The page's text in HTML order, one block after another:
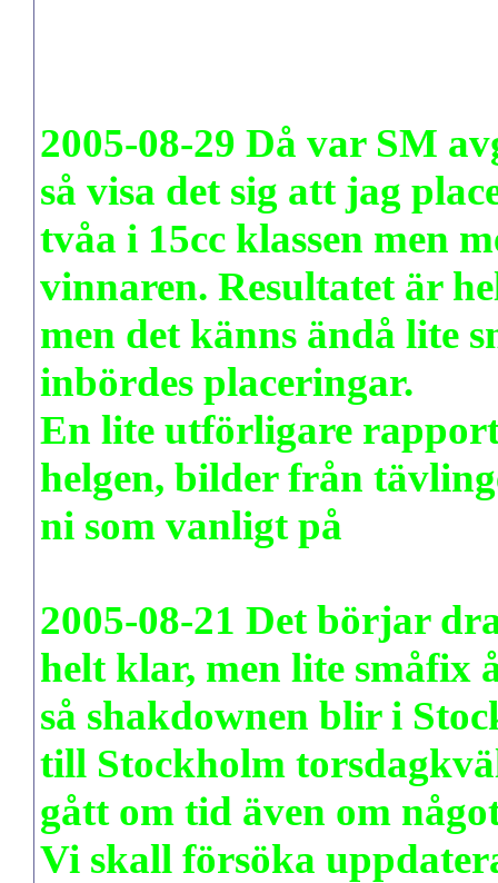
2005-08-29 Då var SM
så visa det sig att jag
tvåa i 15cc klassen men
vinnaren. Resultatet är
men det känns ändå lite
inbördes placeringar.
En lite utförligare
helgen, bilder från
ni som vanligt på
2005-08-21 Det börjar
helt klar, men lite småfix
så shakdownen blir i
till Stockholm
gått om tid även om
Vi skall försöka